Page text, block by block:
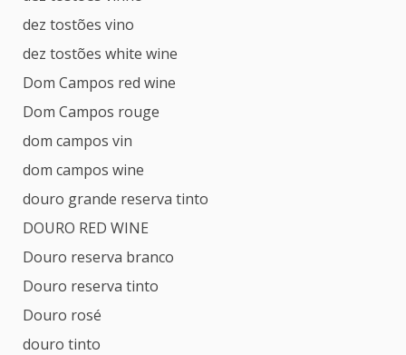
dez tostões vino
dez tostões white wine
Dom Campos red wine
Dom Campos rouge
dom campos vin
dom campos wine
douro grande reserva tinto
DOURO RED WINE
Douro reserva branco
Douro reserva tinto
Douro rosé
douro tinto